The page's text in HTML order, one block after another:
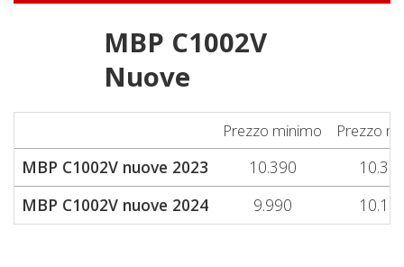
MBP C1002V
Nuove
Prezzo minimo Prezzo
MBP C1002V nuove 2023 10.390
MBP C1002V nuove 2024
9.990